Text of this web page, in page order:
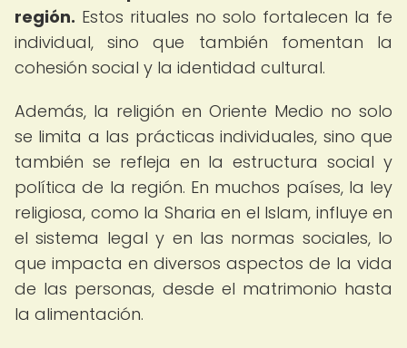
región. Estos rituales no solo fortalecen la fe
individual, sino que también fomentan la
cohesión social y la identidad cultural.
Además, la religión en Oriente Medio no solo
se limita a las prácticas individuales, sino que
también se refleja en la estructura social y
política de la región. En muchos países, la ley
religiosa, como la Sharia en el Islam, influye en
el sistema legal y en las normas sociales, lo
que impacta en diversos aspectos de la vida
de las personas, desde el matrimonio hasta
la alimentación.